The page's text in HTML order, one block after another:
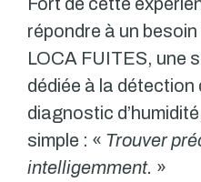
répondre à un
LOCA FUITES, une
dédiée à la détection
diagnostic
simple : « Trouver
intelligemment. »